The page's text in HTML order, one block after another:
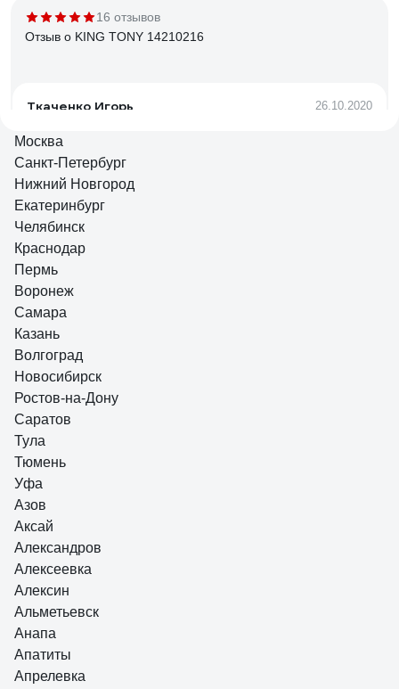
16 отзывов
Отзыв о KING TONY 14210216
Ткаченко Игорь 26.10.2020
11 отзывов
Отзыв о KING TONY 14232010
Александр О.
Москва
Санкт-Петербург
Нижний Новгород
Екатеринбург
Челябинск
Краснодар
Пермь
Воронеж
Самара
Казань
Волгоград
Новосибирск
Ростов-на-Дону
Саратов
Тула
Тюмень
Уфа
Азов
Аксай
Александров
Алексеевка
Алексин
Альметьевск
Анапа
Апатиты
Апрелевка